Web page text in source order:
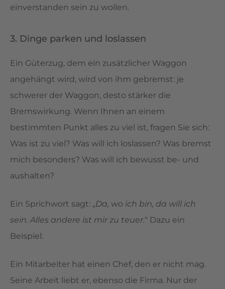
einverstanden sein zu wollen.
3. Dinge parken und loslassen
Ein Güterzug, dem ein zusätzlicher Waggon
angehängt wird, wird von ihm gebremst: je
schwerer der Waggon, desto stärker die
Bremswirkung. Wenn Ihnen an einem
bestimmten Punkt alles zu viel ist, fragen Sie sich:
Was ist zu viel? Was will ich loslassen? Was bremst
mich besonders? Was will ich bewusst be- und
aushalten?
Ein Sprichwort sagt: „Da, wo ich bin, da will ich
sein. Alles andere ist mir zu teuer.“ Dazu ein
Beispiel:
Ein Mitarbeiter hat einen Chef, den er nicht mag.
Seine Arbeit liebt er, ebenso die Firma. Nur der